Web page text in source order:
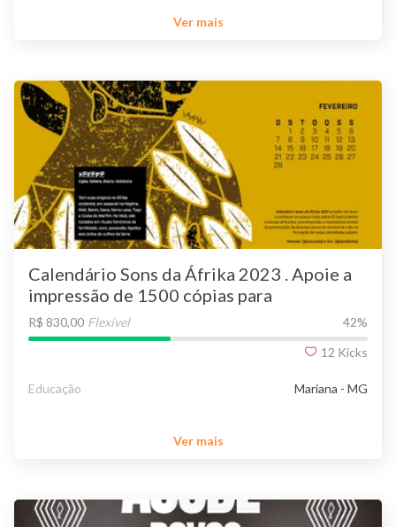
Ver mais
Calendário Sons da Áfrika 2023 . Apoie a
impressão de 1500 cópias para
distribuição em escolas públicas
brasileiras
R$ 830,00 Flexível 42%
12 Kicks
Educação Mariana - MG
Ver mais